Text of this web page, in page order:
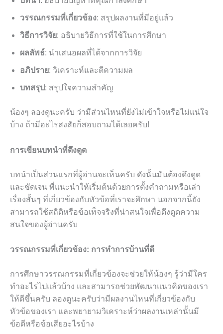
วรรณกรรมที่เกี่ยวข้อง: สรุปผลงานที่มีอยู่แล้ว
วิธีการวิจัย: อธิบายวิธีการที่ใช้ในการศึกษา
ผลลัพธ์: นำเสนอผลที่ได้จากการวิจัย
อภิปราย: วิเคราะห์และตีความผล
บทสรุป: สรุปใจความสำคัญ
น้องๆ ลองดูนะครับ ว่ามีส่วนไหนที่ยังไม่เข้าใจหรือไม่แน่ใจ
บ้าง ถ้ามีอะไรสงสัยก็สอบถามได้เลยครับ!
การเขียนบทนำที่ดึงดูด
บทนำเป็นส่วนแรกที่ผู้อ่านจะเห็นครับ ดังนั้นมันต้องดึงดูด
และชัดเจน พี่แนะนำให้เริ่มต้นด้วยการตั้งคำถามหรือเล่า
เรื่องสั้นๆ ที่เกี่ยวข้องกับหัวข้อที่เราจะศึกษา นอกจากนี้ยัง
สามารถใช้สถิติหรือข้อเท็จจริงที่น่าสนใจเพื่อดึงดูดความ
สนใจของผู้อ่านครับ
วรรณกรรมที่เกี่ยวข้อง: การทำการบ้านที่ดี
การศึกษาวรรณกรรมที่เกี่ยวข้องจะช่วยให้น้องๆ รู้ว่ามีใคร
ทำอะไรไปแล้วบ้าง และสามารถช่วยพัฒนาแนวคิดของเรา
ให้ดีขึ้นครับ ลองดูนะครับว่ามีผลงานไหนที่เกี่ยวข้องกับ
หัวข้อของเรา และพยายามวิเคราะห์ว่าผลงานเหล่านั้นมี
ข้อดีหรือข้อเสียอะไรบ้าง